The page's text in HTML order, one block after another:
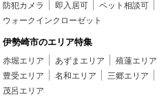
防犯カメラ
即入居可 ペット相談可
ウォークインクローゼット
伊勢崎市のエリア特集
赤堀エリア あずまエリア 殖蓮エリア
豊受エリア
名和エリア 三郷エリア
茂呂エリア